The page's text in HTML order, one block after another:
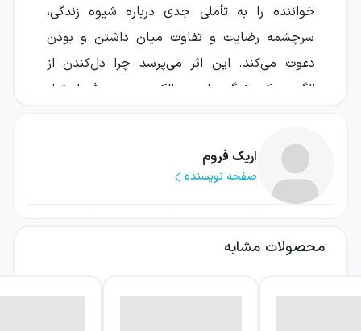
خواننده را به تأملی جدی درباره شیوه زندگی،
سرچشمه رضایت و تفاوت میان داشتن و بودن
دعوت می‌کند. این اثر می‌پرسد چرا دل‌کندن از
الگویی که زندگی را بر مالکیت و مصرف استوار
فاصله گرفت و به زندگی‌ای روشن‌بینانه‌تر و همراه
با لذت خلاقانه نزدیک شد.
در مرکز بحث کتاب، دو جهت‌گیری بنیادین قرار
دارایی‌های مادی یا نوعی حضور ساده در جهان
اریک فروم
صفحه نویسنده
محصولات مشابه